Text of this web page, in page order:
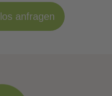
anfragen